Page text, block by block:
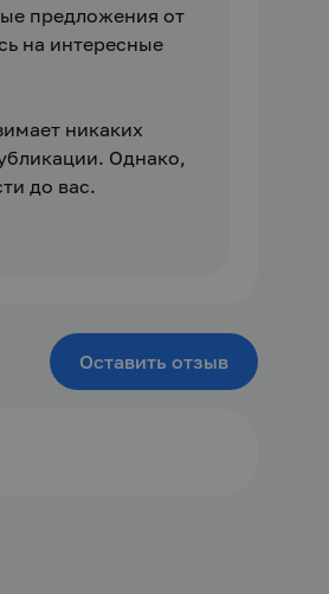
предложения от
на интересные
никаких
Однако,
до вас.
Оставить отзыв